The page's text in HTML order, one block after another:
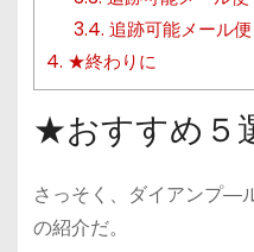
3.4. 追跡可能メール便
4. ★終わりに
★おすすめ５
さっそく、ダイアンプ―
の紹介だ。